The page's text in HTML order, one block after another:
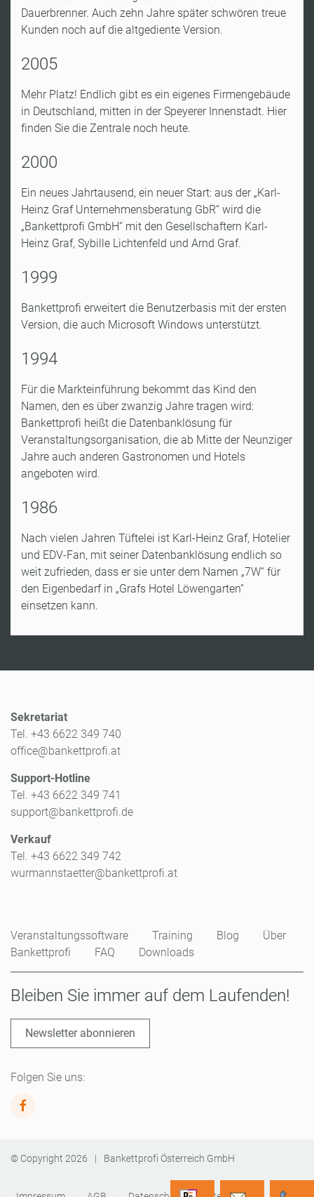
Dauerbrenner. Auch zehn Jahre später schwören treue
Kunden noch auf die altgediente Version.
2005
Mehr Platz! Endlich gibt es ein eigenes Firmengebäude
in Deutschland, mitten in der Speyerer Innenstadt. Hier
finden Sie die Zentrale noch heute.
2000
Ein neues Jahrtausend, ein neuer Start: aus der „Karl-
Heinz Graf Unternehmensberatung GbR“ wird die
„Bankettprofi GmbH“ mit den Gesellschaftern Karl-
Heinz Graf, Sybille Lichtenfeld und Arnd Graf.
1999
Bankettprofi erweitert die Benutzerbasis mit der ersten
Version, die auch Microsoft Windows unterstützt.
1994
Für die Markteinführung bekommt das Kind den
Namen, den es über zwanzig Jahre tragen wird:
Bankettprofi heißt die Datenbanklösung für
Veranstaltungsorganisation, die ab Mitte der Neunziger
Jahre auch anderen Gastronomen und Hotels
angeboten wird.
1986
Nach vielen Jahren Tüftelei ist Karl-Heinz Graf, Hotelier
und EDV-Fan, mit seiner Datenbanklösung endlich so
weit zufrieden, dass er sie unter dem Namen „7W“ für
den Eigenbedarf in „Grafs Hotel Löwengarten“
einsetzen kann.
Sekretariat
Tel. +43 6622 349 740
office@bankettprofi.at
Support-Hotline
Tel. +43 6622 349 741
support@bankettprofi.de
Verkauf
Tel. +43 6622 349 742
wurmannstaetter@bankettprofi.at
Veranstaltungssoftware Training Blog
Über
Bankettprofi
FAQ Downloads
Bleiben Sie immer auf dem Laufenden!
Newsletter abonnieren
Folgen Sie uns:
© Copyright 2026 | Bankettprofi Österreich GmbH